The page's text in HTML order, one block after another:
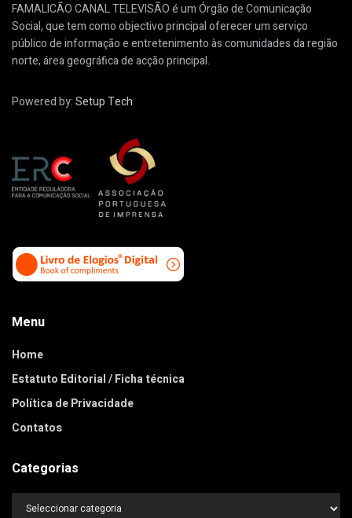
FAMALICÃO CANAL TELEVISÃO é um Órgão de Comunicação
Social, que tem como objectivo principal oferecer um serviço
público de informação e entretenimento às comunidades da região
norte, área geográfica de acção principal.
Powered by:Setup Tech
Menu
Home
Estatuto Editorial / Ficha técnica
Política de Privacidade
Contatos
Categorias
Categorias